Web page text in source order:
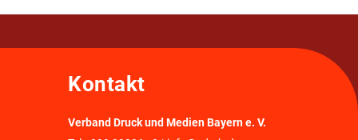
Kontakt
Verband Druck und Medien Bayern e. V.